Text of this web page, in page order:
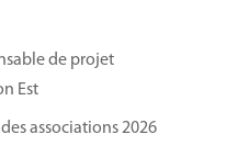
de projet
Est
associations 2026